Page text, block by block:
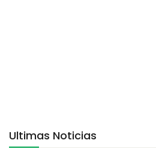
Ultimas Noticias